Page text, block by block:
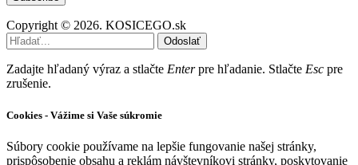
Copyright © 2026. KOSICEGO.sk
Odoslať
Zadajte hľadaný výraz a stlačte Enterpre hľadanie. Stlačte Esc pre
zrušenie.
Cookies - Vážime si Vaše súkromie
Súbory cookie používame na lepšie fungovanie našej stránky,
prispôsobenie obsahu a reklám návštevníkovi stránky, poskytovanie